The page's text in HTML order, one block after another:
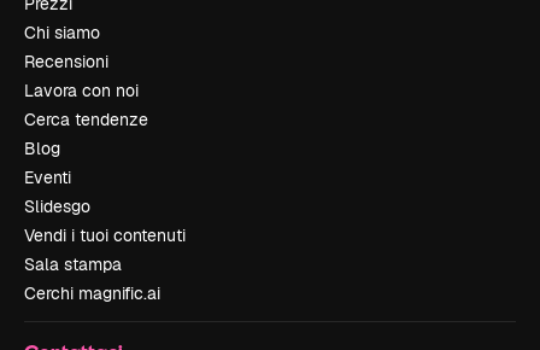
Chi siamo
Recensioni
Lavora con noi
Cerca tendenze
Blog
Eventi
Slidesgo
Vendi i tuoi contenuti
Sala stampa
Cerchi magnific.ai